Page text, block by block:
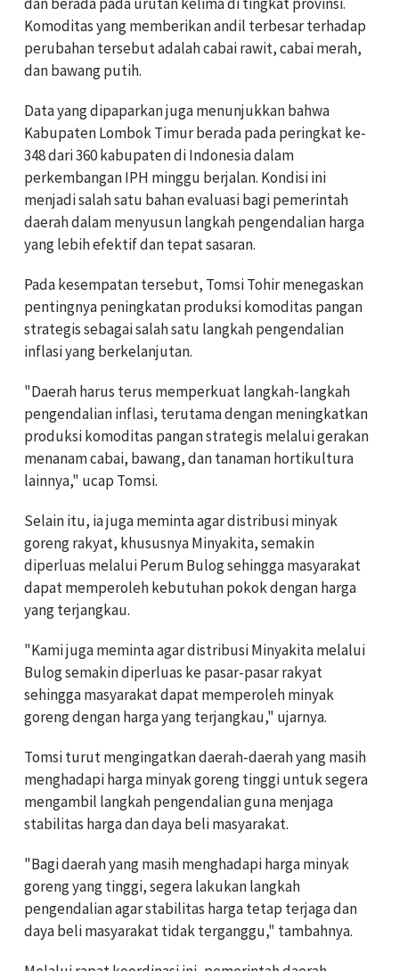
Komoditas yang memberikan andil terbesar terhadap
perubahan tersebut adalah cabai rawit, cabai merah,
dan bawang putih.
Data yang dipaparkan juga menunjukkan bahwa
Kabupaten Lombok Timur berada pada peringkat ke-
348 dari 360 kabupaten di Indonesia dalam
perkembangan IPH minggu berjalan. Kondisi ini
menjadi salah satu bahan evaluasi bagi pemerintah
daerah dalam menyusun langkah pengendalian harga
yang lebih efektif dan tepat sasaran.
Pada kesempatan tersebut, Tomsi Tohir menegaskan
pentingnya peningkatan produksi komoditas pangan
strategis sebagai salah satu langkah pengendalian
inflasi yang berkelanjutan.
"Daerah harus terus memperkuat langkah-langkah
pengendalian inflasi, terutama dengan meningkatkan
produksi komoditas pangan strategis melalui gerakan
menanam cabai, bawang, dan tanaman hortikultura
lainnya," ucap Tomsi.
Selain itu, ia juga meminta agar distribusi minyak
goreng rakyat, khususnya Minyakita, semakin
diperluas melalui Perum Bulog sehingga masyarakat
dapat memperoleh kebutuhan pokok dengan harga
yang terjangkau.
"Kami juga meminta agar distribusi Minyakita melalui
Bulog semakin diperluas ke pasar-pasar rakyat
sehingga masyarakat dapat memperoleh minyak
goreng dengan harga yang terjangkau," ujarnya.
Tomsi turut mengingatkan daerah-daerah yang masih
menghadapi harga minyak goreng tinggi untuk segera
mengambil langkah pengendalian guna menjaga
stabilitas harga dan daya beli masyarakat.
"Bagi daerah yang masih menghadapi harga minyak
goreng yang tinggi, segera lakukan langkah
pengendalian agar stabilitas harga tetap terjaga dan
daya beli masyarakat tidak terganggu," tambahnya.